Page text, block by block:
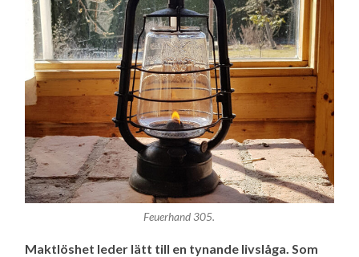
Feuerhand 305.
Maktlöshet leder lätt till en tynande livslåga. Som